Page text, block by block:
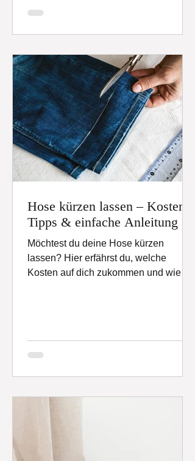
Hose kürzen lassen – Kosten,
Tipps & einfache Anleitung
Möchtest du deine Hose kürzen
lassen? Hier erfährst du, welche
Kosten auf dich zukommen und wie du